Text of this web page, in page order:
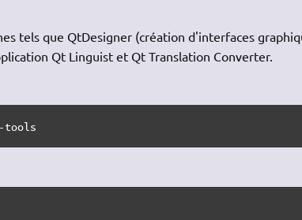
tels que QtDesigner (création d'interfaces
Qt Linguist et Qt Translation Converter.
tools